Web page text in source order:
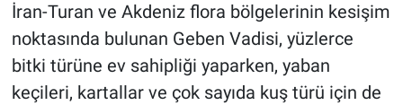
İran-Turan ve Akdeniz flora bölgelerinin kesişim
noktasında bulunan Geben Vadisi, yüzlerce
bitki türüne ev sahipliği yaparken, yaban
keçileri, kartallar ve çok sayıda kuş türü için de